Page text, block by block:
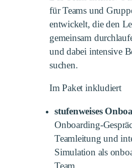
für Teams und
entwickelt, die den
gemeinsam
und dabei intensive
suchen.
Im Paket inkludiert
stufenweises
Onboarding-
Teamleitung und
Simulation als
Team